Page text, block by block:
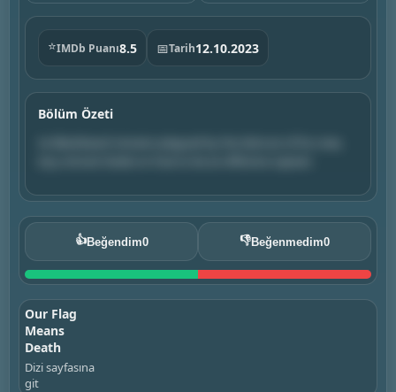
⭐IMDb Puanı8.5 📅Tarih12.10.2023
Bölüm Özeti
👍Beğendim0 👎Beğenmedim0
Our Flag
Means
Death
Dizi sayfasına
git